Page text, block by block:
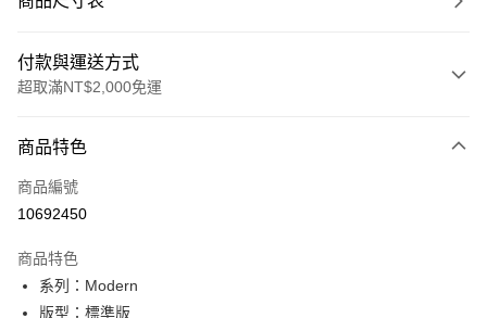
付款與運送方式
超取滿NT$2,000免運
信用卡一次付款
信用卡分期付款
合作金庫商業銀行
華南商業銀行
上海商業儲蓄銀行
超商取貨付款
商品特色
商品編號
10692450
商品特色
系列：Modern
版型：標準版